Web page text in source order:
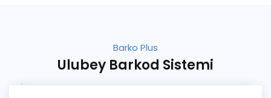
Barko Plus
Ulubey Barkod Sistemi